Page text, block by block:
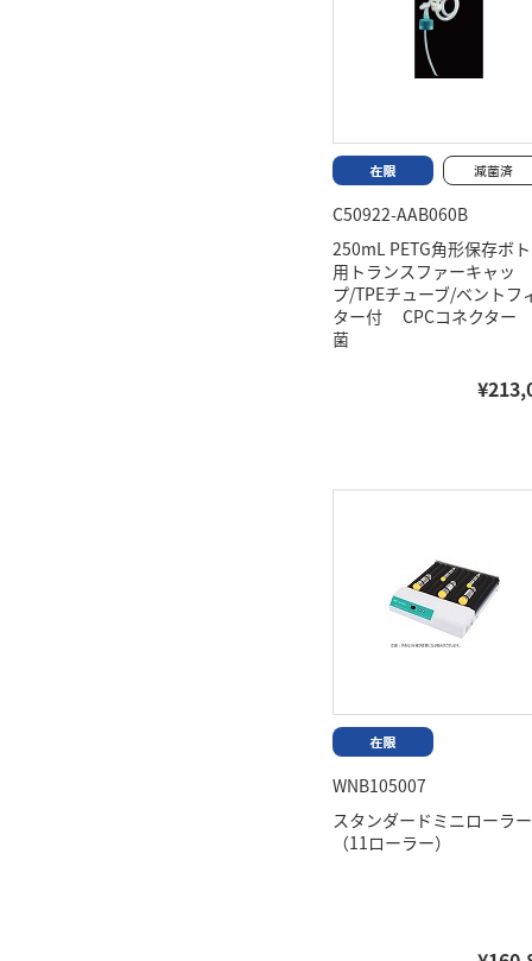
C50922-AAB060B
250mL PETG角形保存ボ
用トランスファーキャッ
プ/TPEチューブ/ベントフ
ター付 CPCコネクター
菌
WNB105007
スタンダードミニローラー
（11ローラー）